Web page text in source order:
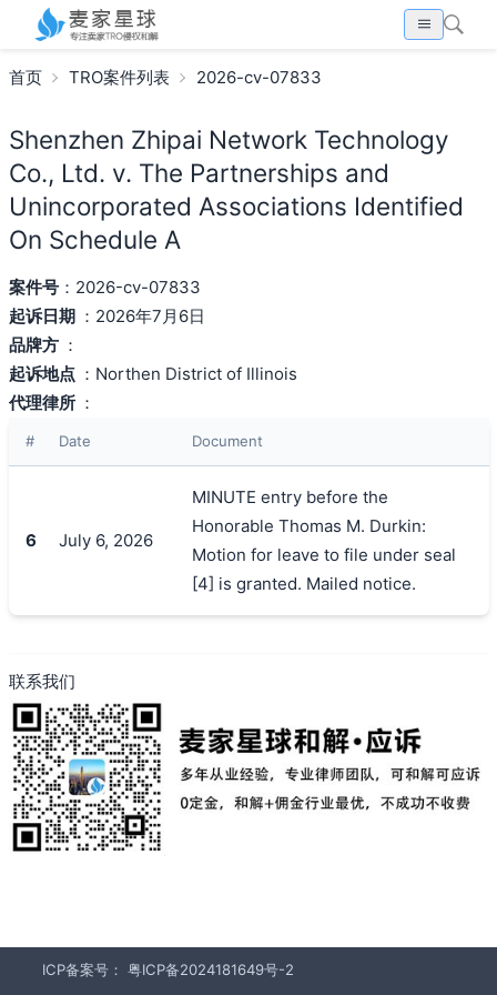
首页 TRO案件列表 2026-cv-07833
Shenzhen Zhipai Network Technology
Co., Ltd. v. The Partnerships and
Unincorporated Associations Identified
On Schedule A
案件号：2026-cv-07833
起诉日期 ：2026年7月6日
品牌方 ：
起诉地点 ：Northen District of Illinois
代理律所 ：
# Date Document
6 July 6, 2026
MINUTE entry before the
Honorable Thomas M. Durkin:
Motion for leave to file under seal
[4] is granted. Mailed notice.
联系我们
ICP备案号： 粤ICP备2024181649号-2